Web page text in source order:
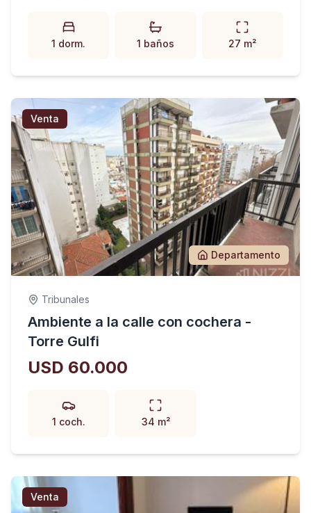
1 dorm. 1 baños 27 m²
Venta
Departamento
Tribunales
Ambiente a la calle con cochera -
Torre Gulfi
USD 60.000
1 coch. 34 m²
Venta